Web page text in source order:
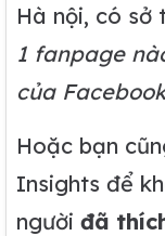
Hà nội, có sở
1 fanpage
của
Hoặc bạn
Insights để
người đã